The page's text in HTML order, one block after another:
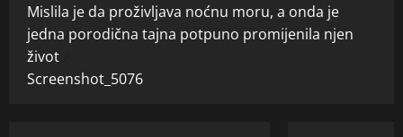
Mislila je da proživljava noćnu moru, a onda je
jedna porodična tajna potpuno promijenila njen
život
Screenshot_5076